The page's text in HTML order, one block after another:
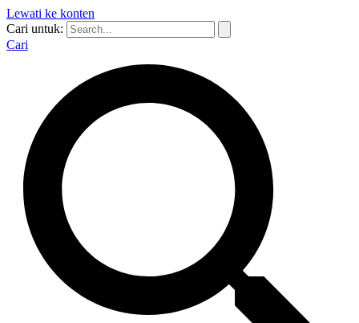
Lewati ke konten
Cari untuk:
Cari